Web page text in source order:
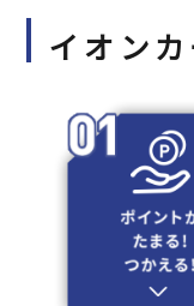
イオン